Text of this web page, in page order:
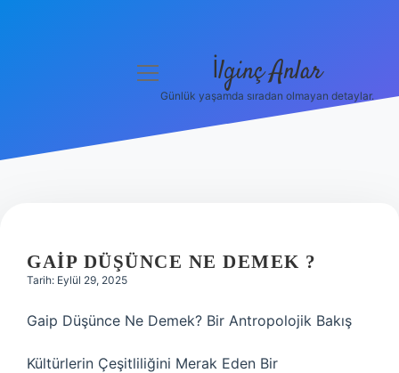
Hakkımızda
menüyü
İlginç Anlar
Günlük yaşamda sıradan olmayan detaylar.
GAIP DÜŞÜNCE NE DEMEK ?
Tarih: Eylül 29, 2025
Gaip Düşünce Ne Demek? Bir Antropolojik Bakış
Kültürlerin Çeşitliliğini Merak Eden Bir